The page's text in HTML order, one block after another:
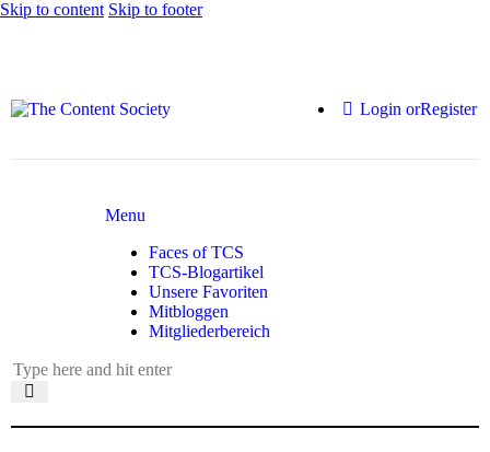
Skip to content Skip to footer
Login orRegister
Menu
Faces of TCS
TCS-Blogartikel
Unsere Favoriten
Mitbloggen
Mitgliederbereich